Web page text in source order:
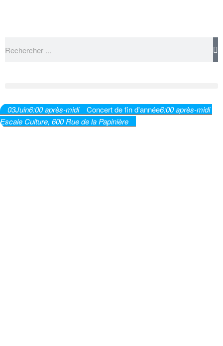
03Juin6:00 après-midi Concert de fin d'année6:00 après-midi
Escale Culture, 600 Rue de la Papinière